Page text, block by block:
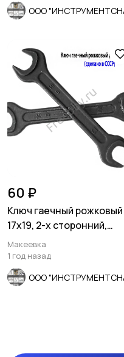
60 ₽
Ключ гаечный рожковый
17х19, 2-х сторонний,
сделано в СССР.
Макеевка
1 год назад